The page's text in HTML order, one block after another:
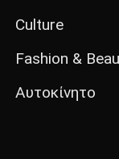
Culture
Fashion &
Αυτοκίνητο